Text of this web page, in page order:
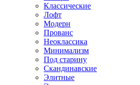
Классические
Лофт
Модерн
Прованс
Неоклассика
Минимализм
Под старину
Скандинавские
Элитные